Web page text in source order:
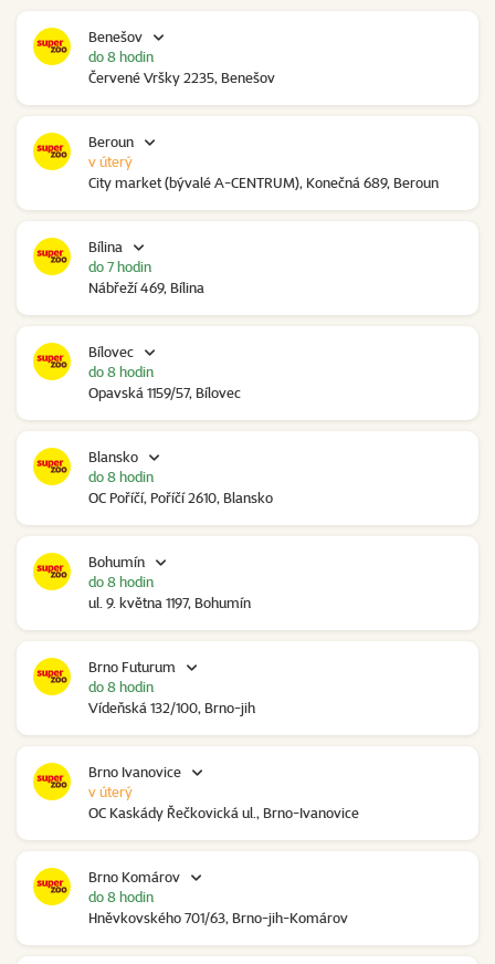
Benešov
Červené Vršky 2235, Benešov
do 8 hodin
Beroun
City market (bývalé A-CENTRUM), Konečná 689, Beroun
v úterý
Bílina
Nábřeží 469, Bílina
do 7 hodin
Bílovec
Opavská 1159/57, Bílovec
do 8 hodin
Blansko
OC Poříčí, Poříčí 2610, Blansko
do 8 hodin
Bohumín
ul. 9. května 1197, Bohumín
do 8 hodin
Brno Futurum
Vídeňská 132/100, Brno-jih
do 8 hodin
Brno Ivanovice
OC Kaskády Řečkovická ul., Brno-Ivanovice
v úterý
Brno Komárov
Hněvkovského 701/63, Brno-jih-Komárov
do 8 hodin